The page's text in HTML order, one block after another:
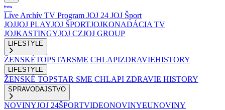
Live Archív TV Program JOJ 24 JOJ Šport
JOJJOJ PLAYJOJ ŠPORTJOJKONADÁCIA TV
JOJKASTINGYJOJ CZJOJ GROUP
LIFESTYLE
ŽENSKÉTOPSTARSME CHLAPIZDRAVIEHISTORY
LIFESTYLE
ŽENSKÉ TOPSTAR SME CHLAPI ZDRAVIE HISTORY
SPRAVODAJSTVO
NOVINYJOJ 24ŠPORTVIDEONOVINYEUNOVINY